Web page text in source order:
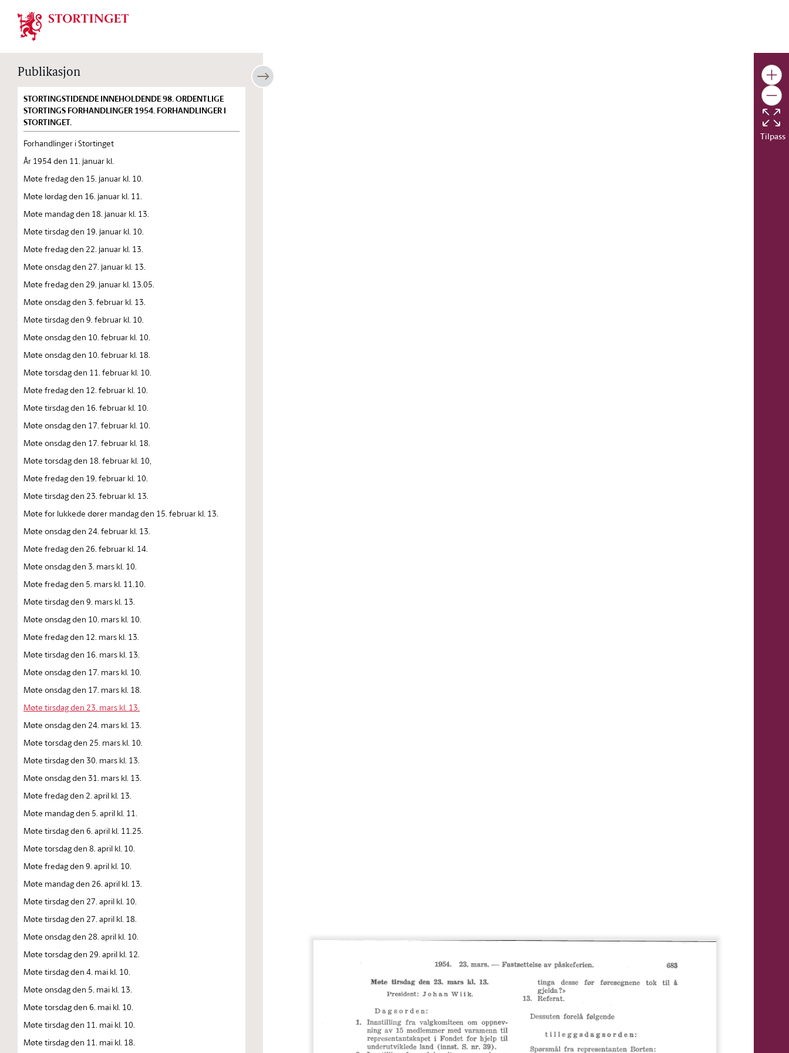
Stortinget.no
Publikasjon
STORTINGSTIDENDE INNEHOLDENDE 98. ORDENTLIGE
STORTINGS FORHANDLINGER 1954. FORHANDLINGER I
STORTINGET.
Forhandlinger i Stortinget
År 1954 den 11. januar kl.
Møte fredag den 15. januar kl. 10.
Møte lørdag den 16. januar kl. 11.
Møte mandag den 18. januar kl. 13.
Møte tirsdag den 19. januar kl. 10.
Møte fredag den 22. januar kl. 13.
Møte onsdag den 27. januar kl. 13.
Møte fredag den 29. januar kl. 13.05.
Møte onsdag den 3. februar kl. 13.
Møte tirsdag den 9. februar kl. 10.
Møte onsdag den 10. februar kl. 10.
Møte onsdag den 10. februar kl. 18.
Møte torsdag den 11. februar kl. 10.
Møte fredag den 12. februar kl. 10.
Møte tirsdag den 16. februar kl. 10.
Møte onsdag den 17. februar kl. 10.
Møte onsdag den 17. februar kl. 18.
Møte torsdag den 18. februar kl. 10,
Møte fredag den 19. februar kl. 10.
Møte tirsdag den 23. februar kl. 13.
Møte for lukkede dører mandag den 15. februar kl. 13.
Møte onsdag den 24. februar kl. 13.
Møte fredag den 26. februar kl. 14.
Møte onsdag den 3. mars kl. 10.
Møte fredag den 5. mars kl. 11.10.
Møte tirsdag den 9. mars kl. 13.
Møte onsdag den 10. mars kl. 10.
Møte fredag den 12. mars kl. 13.
Møte tirsdag den 16. mars kl. 13.
Møte onsdag den 17. mars kl. 10.
Møte onsdag den 17. mars kl. 18.
Møte tirsdag den 23. mars kl. 13.
Møte onsdag den 24. mars kl. 13.
Møte torsdag den 25. mars kl. 10.
Møte tirsdag den 30. mars kl. 13.
Møte onsdag den 31. mars kl. 13.
Møte fredag den 2. april kl. 13.
Møte mandag den 5. april kl. 11.
Møte tirsdag den 6. april kl. 11.25.
Møte torsdag den 8. april kl. 10.
Møte fredag den 9. april kl. 10.
Møte mandag den 26. april kl. 13.
Møte tirsdag den 27. april kl. 10.
Møte tirsdag den 27. april kl. 18.
Møte onsdag den 28. april kl. 10.
Møte torsdag den 29. april kl. 12.
Møte tirsdag den 4. mai kl. 10.
Møte onsdag den 5. mai kl. 13.
Møte torsdag den 6. mai kl. 10.
Møte tirsdag den 11. mai kl. 10.
Møte tirsdag den 11. mai kl. 18.